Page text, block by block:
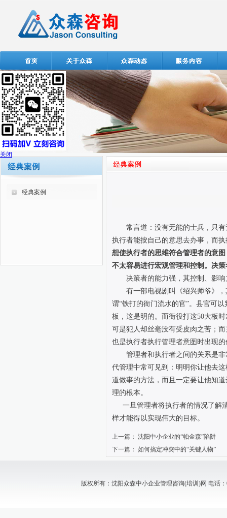
经典案例
常言道：没有无能的士兵，只
执行者能按自己的意思去办事，而
想使执行者的思维符合管理者的意
不太容易进行宏观管理和控制。决
决策者的能力强，其控制、影
有一部电视剧叫《绍兴师爷》
谓“铁打的衙门流水的官”。县官可
板，这是明的。而衙役打这50大板
可是犯人却丝毫没有受皮肉之苦；
也是执行者执行管理者意图时出现的
管理者和执行者之间的关系是
代管理中常可见到：明明你让他去
道做事的方法，而且一定要让他知
理的根本。
一旦管理者将执行者的情况了解
样才能得以实现伟大的目标。
上一篇： 沈阳中小企业的“帕金森”陷阱
下一篇： 如何搞定冲突中的“关键人物”
版权所有：沈阳众森中小企业管理咨询(培训)网 电话：
关闭